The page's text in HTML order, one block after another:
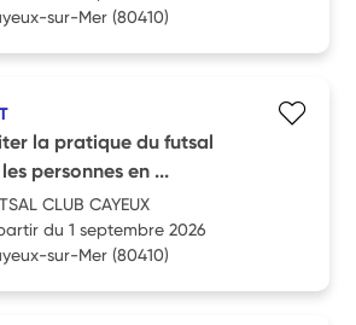
sur-Mer (80410)
la pratique du futsal
personnes en ...
CLUB CAYEUX
du 1 septembre 2026
sur-Mer (80410)